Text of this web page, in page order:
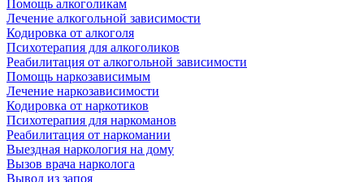
Помощь алкоголикам
Лечение алкогольной зависимости
Кодировка от алкоголя
Психотерапия для алкоголиков
Реабилитация от алкогольной зависимости
Помощь наркозависимым
Лечение наркозависимости
Кодировка от наркотиков
Психотерапия для наркоманов
Реабилитация от наркомании
Выездная наркология на дому
Вызов врача нарколога
Вывод из запоя